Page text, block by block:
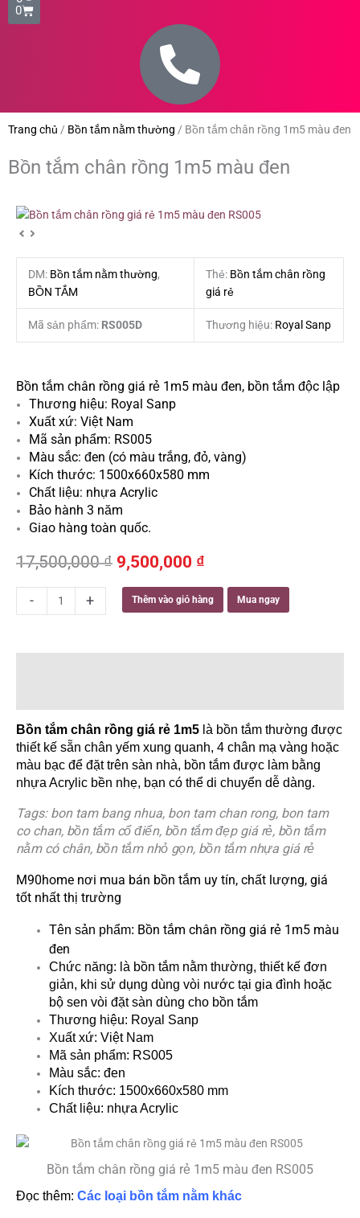
0
Trang chủ / Bồn tắm nằm thường / Bồn tắm chân rồng 1m5 màu đen
Bồn tắm chân rồng 1m5 màu đen
DM: Bồn tắm nằm thường,
BỒN TẮM
Thẻ: Bồn tắm chân rồng
giá rẻ
Mã sản phẩm: RS005D Thương hiệu: Royal Sanp
Bồn tắm chân rồng giá rẻ 1m5 màu đen, bồn tắm độc lập
Thương hiệu: Royal Sanp
Xuất xứ: Việt Nam
Mã sản phẩm: RS005
Màu sắc: đen (có màu trắng, đỏ, vàng)
Kích thước: 1500x660x580 mm
Chất liệu: nhựa Acrylic
Bảo hành 3 năm
Giao hàng toàn quốc.
17,500,000₫ Giá
là:
17,500,000 ₫.
9,500,000 ₫
tại
là:
-
tắm
lượng
+ Thêm vào giỏ hàng Mua ngay
Bồn tắm chân rồng giá rẻ 1m5 là bồn tắm thường được
thiết kế sẵn chân yếm xung quanh, 4 chân mạ vàng hoặc
màu bạc để đặt trên sàn nhà, bồn tắm được làm bằng
nhựa Acrylic bền nhẹ, bạn có thể di chuyển dễ dàng.
Tags: bon tam bang nhua, bon tam chan rong, bon tam
co chan, bồn tắm cổ điển, bồn tắm đẹp giá rẻ, bồn tắm
nằm có chân, bồn tắm nhỏ gọn, bồn tắm nhựa giá rẻ
M90home nơi mua bán bồn tắm uy tín, chất lượng, giá
tốt nhất thị trường
Tên sản phẩm: Bồn tắm chân rồng giá rẻ 1m5 màu
đen
Chức năng: là bồn tắm nằm thường, thiết kế đơn
giản, khi sử dụng dùng vòi nước tại gia đình hoặc
bộ sen vòi đặt sàn dùng cho bồn tắm
Thương hiệu: Royal Sanp
Xuất xứ: Việt Nam
Mã sản phẩm: RS005
Màu sắc: đen
Kích thước: 1500x660x580 mm
Chất liệu: nhựa Acrylic
Bồn tắm chân rồng giá rẻ 1m5 màu đen RS005
Đọc thêm: Các loại bồn tắm nằm khác